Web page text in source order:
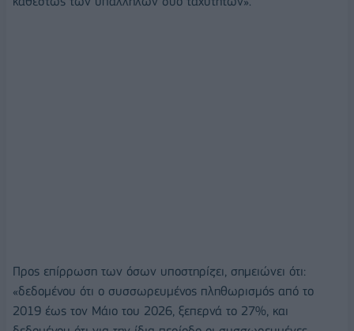
Προς επίρρωση των όσων υποστηρίζει, σημειώνει ότι:
«δεδομένου ότι ο συσσωρευμένος πληθωρισμός από το
2019 έως τον Μάιο του 2026, ξεπερνά το 27%, και